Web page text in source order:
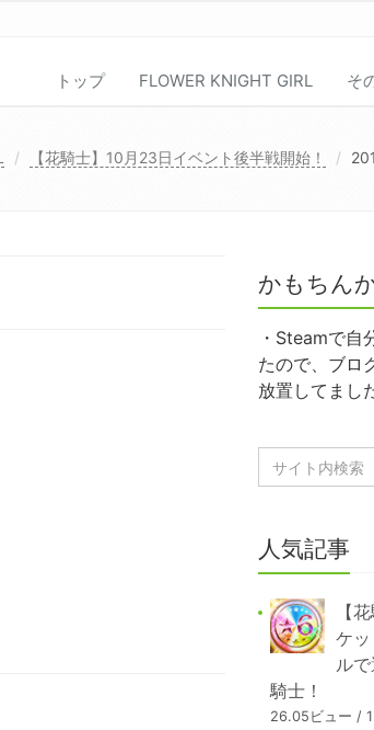
トップ FLOWER KNIGHT GIRL そ
【花騎士】10月23日イベント後半戦開始！
かもちん
・Steamで自
たので、ブロ
放置してまし
人気記事
【
ケ
ル
騎士！
26.05ビュー / 1